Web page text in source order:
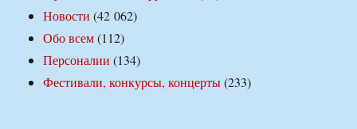
Новости (42 062)
Обо всем(112)
Персоналии (134)
Фестивали, конкурсы, концерты(233)